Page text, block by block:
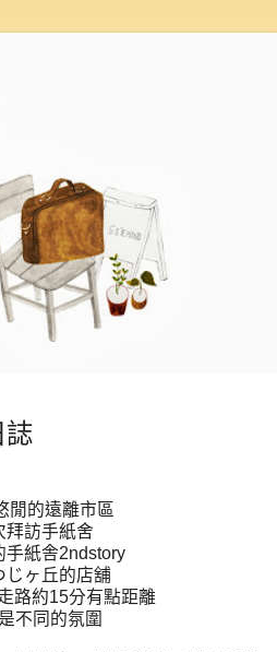
誌
閒的遠離市區
拜訪手紙舍
手紙舎2ndstory
じヶ丘的店舖
路約15分有點距離
不同的氛圍